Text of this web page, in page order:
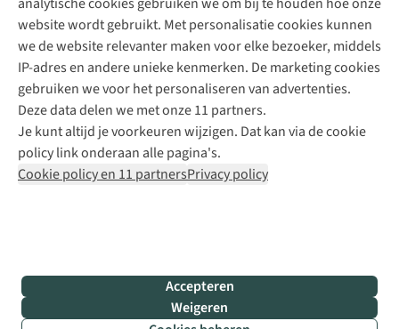
website wordt gebruikt. Met personalisatie cookies kunnen
we de website relevanter maken voor elke bezoeker, middels
IP-adres en andere unieke kenmerken. De marketing cookies
gebruiken we voor het personaliseren van advertenties.
Deze data delen we met onze 11 partners.
Je kunt altijd je voorkeuren wijzigen. Dat kan via de cookie
policy link onderaan alle pagina's.
Cookie policy en 11 partnersPrivacy policy
Accepteren
Weigeren
Contactformulier
Bever
B.V.